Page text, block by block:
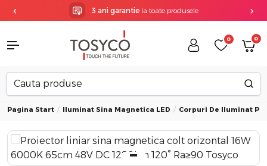
3 ani garantiela toate produsele
0 0
Pagina Start Iluminat Sina Magnetica LED Corpuri De Iluminat